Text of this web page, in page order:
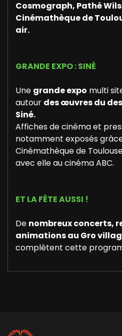
Cosmograph, Pathé
Cinémathèque de
air.
GRANDE EXPO : SINÉ
Une grande expo multi
autour des œuvres du
Siné.
Affiches de cinéma et
notamment exposés
Cinémathèque de
avec elle au cinéma ABC.
ET LA FÊTE AUSSI !
De nombreux concerts,
animations au Gro
complètent cette